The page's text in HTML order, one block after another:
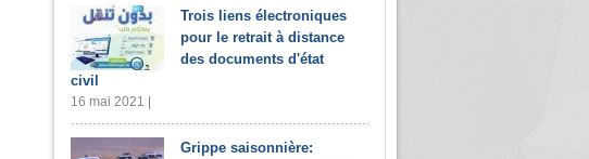
Trois liens électroniques
pour le retrait à distance
des documents d'état
civil
16 mai 2021 |
Grippe saisonnière: